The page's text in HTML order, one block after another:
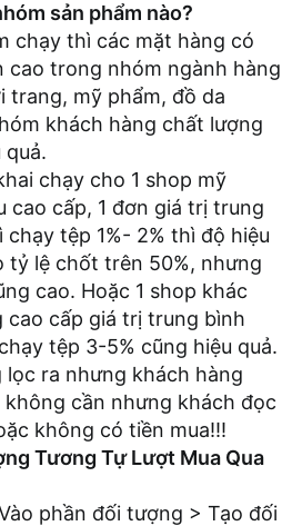
sản phẩm nào?
chạy thì các mặt hàng có
cao trong nhóm ngành hàng
trang, mỹ phẩm, đồ da
khách hàng chất lượng
chạy cho 1 shop mỹ
cao cấp, 1 đơn giá trị trung
tệp 1%- 2% thì độ hiệu
tỷ lệ chốt trên 50%, nhưng
cao. Hoặc 1 shop khác
cấp giá trị trung bình
tệp 3-5% cũng hiệu quả.
ra nhưng khách hàng
cần nhưng khách đọc
không có tiền mua!!!
Tương Tự Lượt Mua Qua
phần đối tượng > Tạo đối